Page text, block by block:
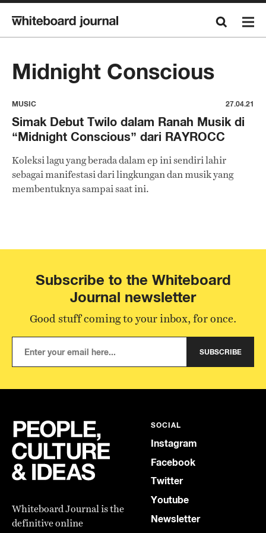
Midnight Conscious
MUSIC 27.04.21
Simak Debut Twilo dalam Ranah Musik di
“Midnight Conscious” dari RAYROCC
Koleksi lagu yang berada dalam ep ini sendiri lahir
sebagai manifestasi dari lingkungan dan musik yang
membentuknya sampai saat ini.
Subscribe to the Whiteboard
Journal newsletter
Good stuff coming to your inbox, for once.
SUBSCRIBE
Whiteboard Journal is the
definitive online
SOCIAL
Instagram
Facebook
Twitter
Youtube
Newsletter